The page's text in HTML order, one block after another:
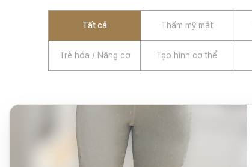
Tất cả Thẩm mỹ mắt
Trẻ hóa / Nâng cơ Tạo hình cơ thể